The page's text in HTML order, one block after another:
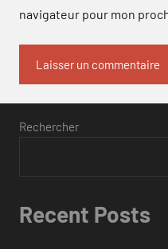
navigateur pour mon
Rechercher
Recent Posts